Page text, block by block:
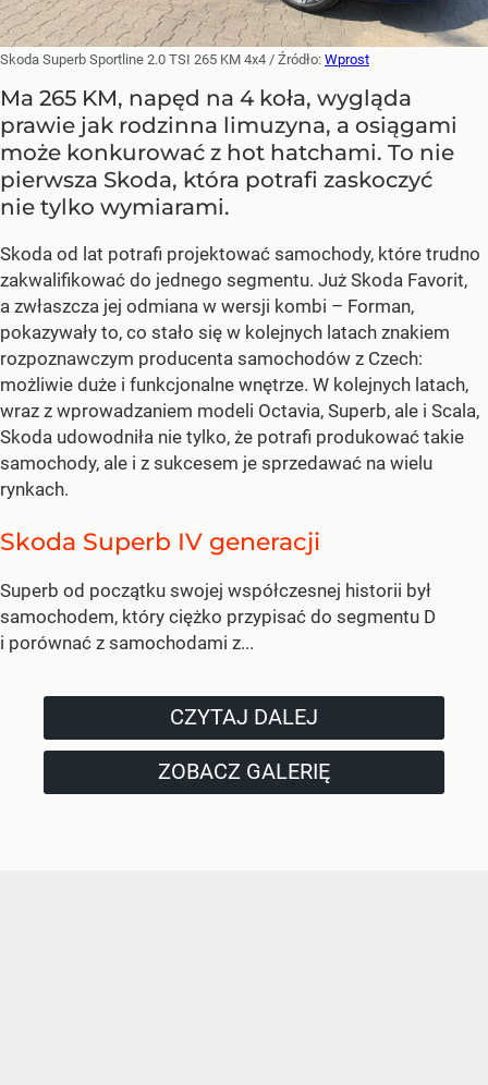
Skoda Superb Sportline 2.0 TSI 265 KM 4x4 / Źródło: Wprost
Ma 265 KM, napęd na 4 koła, wygląda
prawie jak rodzinna limuzyna, a osiągami
może konkurować z hot hatchami. To nie
pierwsza Skoda, która potrafi zaskoczyć
nie tylko wymiarami.
Skoda od lat potrafi projektować samochody, które trudno
zakwalifikować do jednego segmentu. Już Skoda Favorit,
a zwłaszcza jej odmiana w wersji kombi – Forman,
pokazywały to, co stało się w kolejnych latach znakiem
rozpoznawczym producenta samochodów z Czech:
możliwie duże i funkcjonalne wnętrze. W kolejnych latach,
wraz z wprowadzaniem modeli Octavia, Superb, ale i Scala,
Skoda udowodniła nie tylko, że potrafi produkować takie
samochody, ale i z sukcesem je sprzedawać na wielu
rynkach.
Skoda Superb IV generacji
Superb od początku swojej współczesnej historii był
samochodem, który ciężko przypisać do segmentu D
i porównać z samochodami z...
CZYTAJ DALEJ
ZOBACZ GALERIĘ